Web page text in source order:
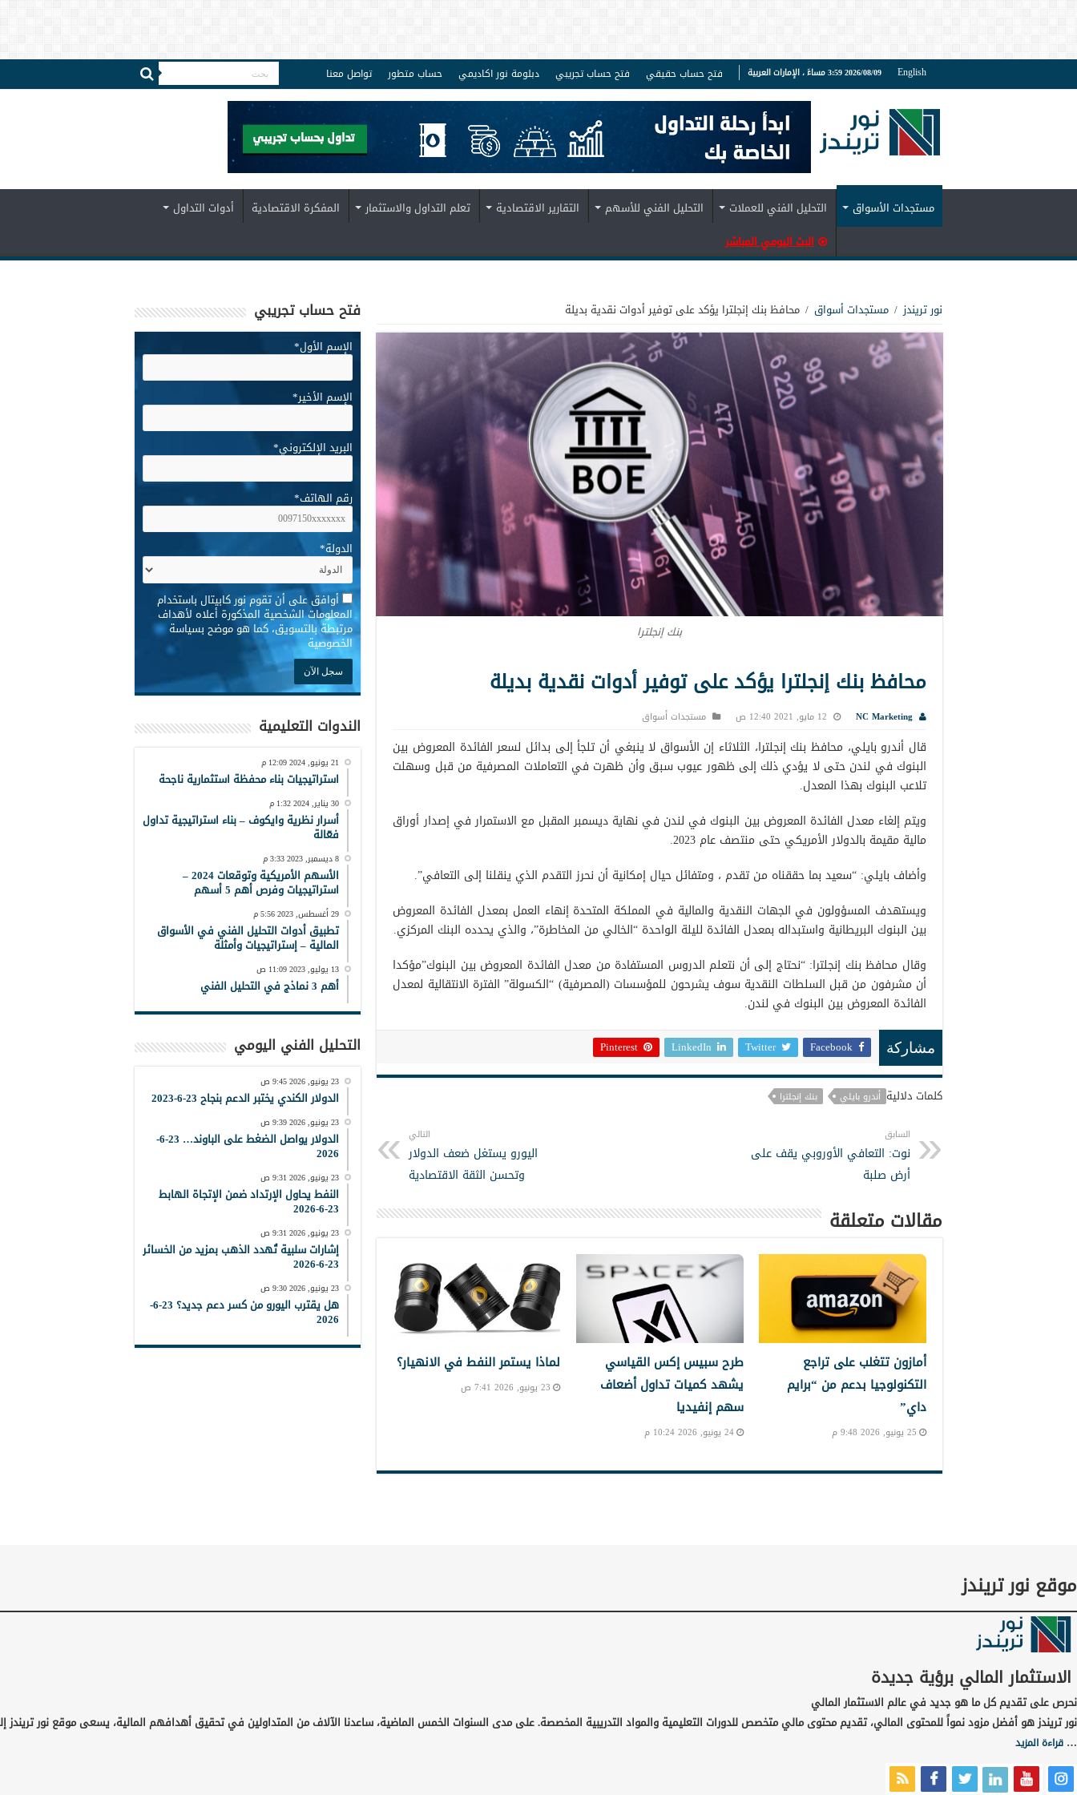
English 2026/08/09 3:59 مساءً ، الإمارات العربية فتح حساب حقيقي فتح حساب تجريبي دبلومة نور اكاديمي حساب متطور تواصل معنا
مستجدات الأسواق التحليل الفني للعملات التحليل الفني للأسهم التقارير الاقتصادية تعلم التداول والاستثمار المفكرة الاقتصادية
أدوات التداول
البث اليومي المباشر
نور تريندز / مستجدات أسواق / محافظ بنك إنجلترا يؤكد على توفير أدوات نقدية بديلة
بنك إنجلترا
محافظ بنك إنجلترا يؤكد على توفير أدوات نقدية بديلة
NC Marketing 12 مايو, 2021 12:40 ص مستجدات أسواق
قال أندرو بايلي، محافظ بنك إنجلترا، الثلاثاء إن الأسواق لا ينبغي أن تلجأ إلى بدائل لسعر الفائدة المعروض بين
البنوك في لندن حتى لا يؤدي ذلك إلى ظهور عيوب سبق وأن ظهرت في التعاملات المصرفية من قبل وسهلت
تلاعب البنوك بهذا المعدل.
ويتم إلغاء معدل الفائدة المعروض بين البنوك في لندن في نهاية ديسمبر المقبل مع الاستمرار في إصدار أوراق
مالية مقيمة بالدولار الأمريكي حتى منتصف عام 2023.
وأضاف بايلي: “سعيد بما حققناه من تقدم ، ومتفائل حيال إمكانية أن نحرز التقدم الذي ينقلنا إلى التعافي”.
ويستهدف المسؤولون في الجهات النقدية والمالية في المملكة المتحدة إنهاء العمل بمعدل الفائدة المعروض
بين البنوك البريطانية واستبداله بمعدل الفائدة لليلة الواحدة “الخالي من المخاطرة”، والذي يحدده البنك المركزي.
وقال محافظ بنك إنجلترا: “نحتاج إلى أن نتعلم الدروس المستفادة من معدل الفائدة المعروض بين البنوك”مؤكدا
أن مشرفون من قبل السلطات النقدية سوف يشرحون للمؤسسات (المصرفية) “الكسولة” الفترة الانتقالية لمعدل
الفائدة المعروض بين البنوك في لندن.
مشاركة Facebook
Twitter
LinkedIn
Pinterest
كلمات دلالية أندرو بايلي بنك إنجلترا
السابق
نوت: التعافي الأوروبي يقف على
أرض صلبة
التالي
اليورو يستغل ضعف الدولار
وتحسن الثقة الاقتصادية
مقالات متعلقة
أمازون تتغلب على تراجع
التكنولوجيا بدعم من “برايم
داي”
25 يونيو, 2026 9:48 م
طرح سبيس إكس القياسي
يشهد كميات تداول أضعاف
سهم إنفيديا
24 يونيو, 2026 10:24 م
لماذا يستمر النفط في الانهيار؟
23 يونيو, 2026 7:41 ص
فتح حساب تجريبي
الإسم الأول*
الإسم الأخير*
البريد الإلكتروني*
رقم الهاتف*
الدولة*
* أوافق على أن تقوم نور كابيتال باستخدام
المعلومات الشخصية المذكورة أعلاه لأهداف
مرتبطة بالتسويق، كما هو موضح بسياسة
الخصوصية
الندوات التعليمية
21 يونيو, 2024 12:09 م
استراتيجيات بناء محفظة استثمارية ناجحة
30 يناير, 2024 1:32 م
أسرار نظرية وايكوف – بناء استراتيجية تداول
فعّالة
8 ديسمبر, 2023 3:33 م
الأسهم الأمريكية وتوقعات 2024 –
استراتيجيات وفرص أهم 5 أسهم
29 أغسطس, 2023 5:56 م
تطبيق أدوات التحليل الفني في الأسواق
المالية – إستراتيجيات وأمثلة
13 يوليو, 2023 11:09 ص
أهم 3 نماذج في التحليل الفني
التحليل الفني اليومي
23 يونيو, 2026 9:45 ص
الدولار الكندي يختبر الدعم بنجاح 23-6-2023
23 يونيو, 2026 9:39 ص
الدولار يواصل الضغط على الباوند… 23-6-
2026
23 يونيو, 2026 9:31 ص
النفط يحاول الإرتداد ضمن الإتجاة الهابط
23-6-2026
23 يونيو, 2026 9:31 ص
إشارات سلبية تُهدد الذهب بمزيد من الخسائر
23-6-2026
23 يونيو, 2026 9:30 ص
هل يقترب اليورو من كسر دعم جديد؟ 23-6-
2026
موقع نور تريندز
الاستثمار المالي برؤية جديدة
نحرص على تقديم كل ما هو جديد في عالم الاستثمار المالي
نور تريندز هو أفضل مزود نمواً للمحتوى المالي، تقديم محتوى مالي متخصص للدورات التعليمية والمواد التدريبية المخصصة. على مدى السنوات الخمس الماضية، ساعدنا الآلاف من المتداولين في تحقيق أهدافهم المالية، يسعى موقع نور تريندز
… قراءة المزيد